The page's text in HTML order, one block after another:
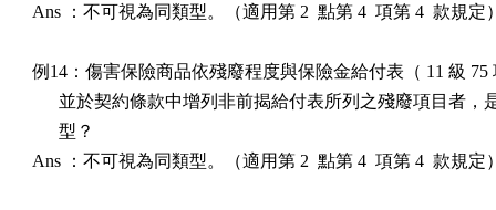
Ans ：不可視為同類型。（適用第 2  點第 4  項第 4  款規定
例14：傷害保險商品依殘廢程度與保險金給付表（ 11 級 75
並於契約條款中增列非前揭給付表所列之殘廢項目者，
      型？
Ans ：不可視為同類型。（適用第 2  點第 4  項第 4  款規定